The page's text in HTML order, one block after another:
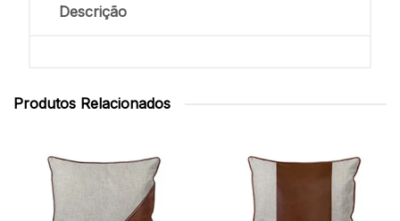
Descrição
Produtos Relacionados